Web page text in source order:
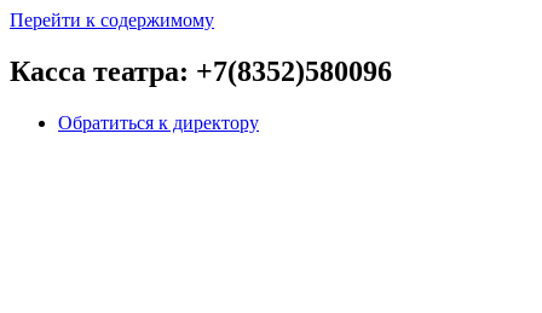
Перейти к содержимому
Касса театра: +7(8352)580096
Обратиться к директору